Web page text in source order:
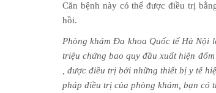
Căn bệnh này có thể được điều trị
hồi.
Phòng khám Đa khoa Quốc tế Hà Nội
triệu chứng bao quy đầu xuất hiện
, được điều trị bởi những thiết bị y tế
pháp điều trị của phòng khám, bạn có